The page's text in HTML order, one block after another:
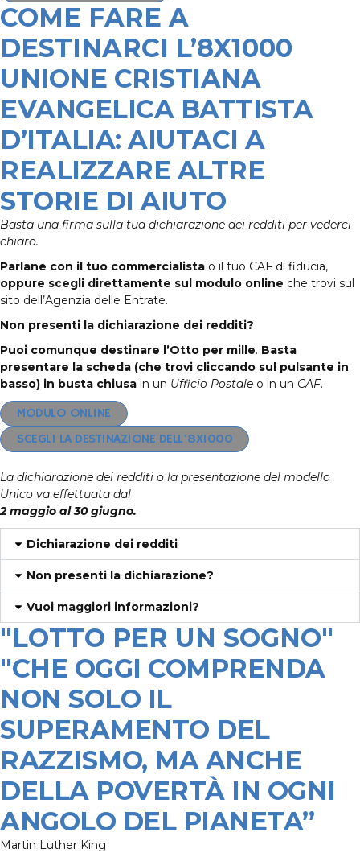
COME FARE A
DESTINARCI L’8X1000
UNIONE CRISTIANA
EVANGELICA BATTISTA
D’ITALIA: AIUTACI A
REALIZZARE ALTRE
STORIE DI AIUTO
Basta una firma sulla tua dichiarazione dei redditi per vederci
chiaro.
Parlane con il tuo commercialista o il tuo CAF di fiducia,
oppure scegli direttamente sul modulo online che trovi sul
sito dell’Agenzia delle Entrate.
Non presenti la dichiarazione dei redditi?
Puoi comunque destinare l’Otto per mille. Basta
presentare la scheda (che trovi cliccando sul pulsante in
basso) in busta chiusa in un Ufficio Postale o in un CAF.
MODULO ONLINE
SCEGLI LA DESTINAZIONE DELL'8X1000
La dichiarazione dei redditi o la presentazione del modello
Unico va effettuata dal
2 maggio al 30 giugno.
Dichiarazione dei redditi
Non presenti la dichiarazione?
Vuoi maggiori informazioni?
"LOTTO PER UN SOGNO"
"CHE OGGI COMPRENDA
NON SOLO IL
SUPERAMENTO DEL
RAZZISMO, MA ANCHE
DELLA POVERTÀ IN OGNI
ANGOLO DEL PIANETA”
Martin Luther King